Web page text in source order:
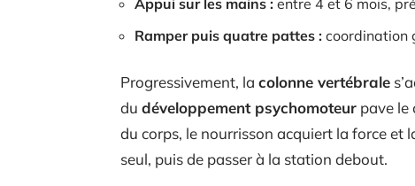
Appui sur les mains : entre 4 et 6 mois,
Ramper puis quatre pattes : coordination
Progressivement, la colonne vertébrale
du développement psychomoteur pave le
du corps, le nourrisson acquiert la force et
seul, puis de passer à la station debout.